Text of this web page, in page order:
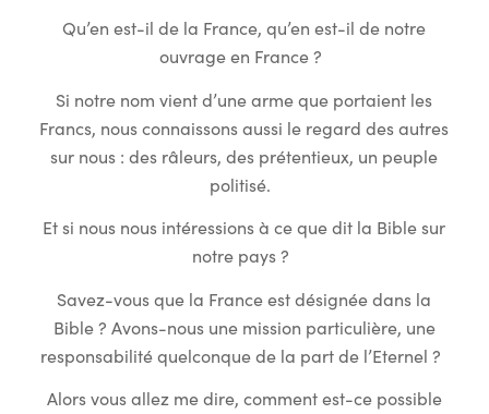
Qu’en est-il de la France, qu’en est-il de notre
ouvrage en France ?
Si notre nom vient d’une arme que portaient les
Francs, nous connaissons aussi le regard des autres
sur nous : des râleurs, des prétentieux, un peuple
politisé.
Et si nous nous intéressions à ce que dit la Bible sur
notre pays ?
Savez-vous que la France est désignée dans la
Bible ? Avons-nous une mission particulière, une
responsabilité quelconque de la part de l’Eternel ?
Alors vous allez me dire, comment est-ce possible